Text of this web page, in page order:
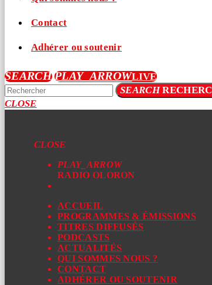
Contact
Adhérer ou soutenir
SEARCHPLAY_ARROWLIVE
SEARCH
CLOSE
CLOSE
PLAY_ARROW
RADIO OLORON
ACCUEIL
PROGRAMMES & ÉMISSIONS
TITRES DIFFUSÉS
PODCASTS
ACTUALITÉS
QUI SOMMES NOUS ?
CONTACT
ADHÉRER OU SOUTENIR